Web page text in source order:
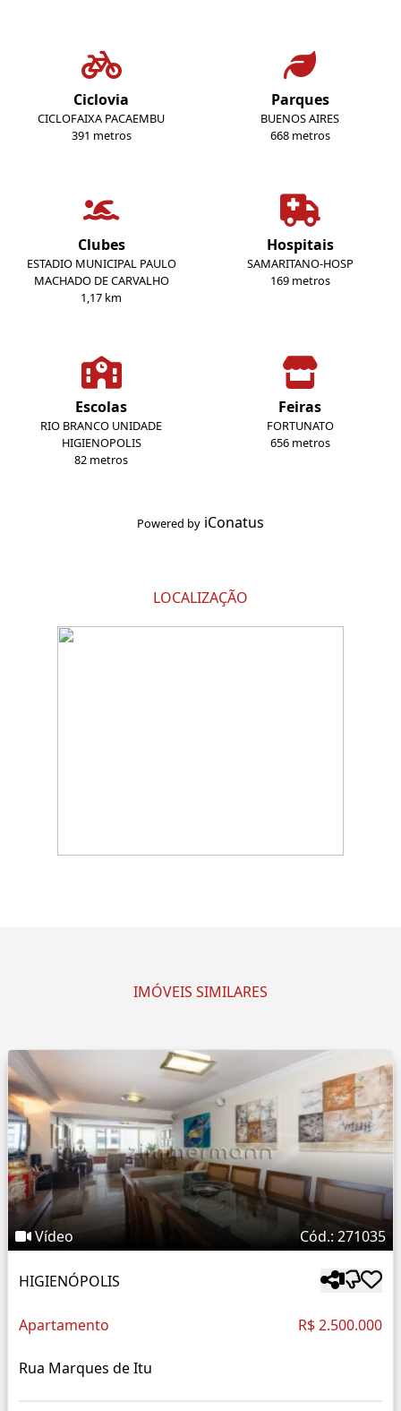
Ciclovia
CICLOFAIXA PACAEMBU
391 metros
Parques
BUENOS AIRES
668 metros
Clubes
ESTADIO MUNICIPAL PAULO
MACHADO DE CARVALHO
1,17 km
Hospitais
SAMARITANO-HOSP
169 metros
Escolas
RIO BRANCO UNIDADE
HIGIENOPOLIS
82 metros
Feiras
FORTUNATO
656 metros
Powered by iConatus
LOCALIZAÇÃO
IMÓVEIS SIMILARES
Vídeo Cód.: 271035
HIGIENÓPOLIS
Apartamento R$ 2.500.000
Rua Marques de Itu